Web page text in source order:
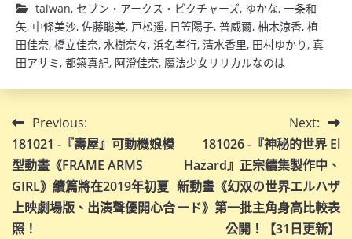
taiwan, セブン・アークス・ピクチャーズ, ゆかな, 一条和
矢, 中條美沙, 佐藤聡美, 戸松遥, 日笠陽子, 普威爾, 柚木涼香, 植
田佳奈, 橋立佳奈, 水樹奈々, 浜名孝行, 清水香里, 田村ゆかり, 真
田アサミ, 都築真紀, 阿澄佳奈, 魔法少女リリカルなのは
文
章
導
覽
Previous:
181021 -『壽屋』可動機娘模
型動畫《FRAME ARMS
GIRL》續篇將在2019年初夏
上映劇場版、出演聲優開心合
照！
Next:
181026 -『神秘的世界 El
Hazard』正宗續集製作中、
新動畫《幻双の世界エルハザ
ード》第一批主角身高比較表
公開！【31日更新】